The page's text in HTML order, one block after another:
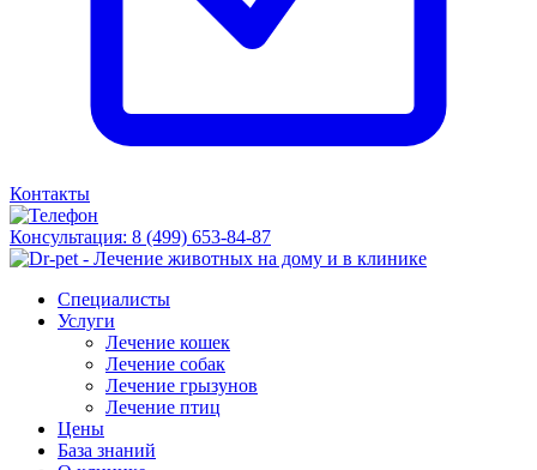
Контакты
Консультация: 8 (499) 653-84-87
Специалисты
Услуги
Лечение кошек
Лечение собак
Лечение грызунов
Лечение птиц
Цены
База знаний